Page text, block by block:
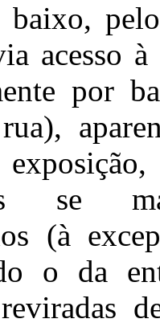
baixo,
acesso
por
se
(à
o da